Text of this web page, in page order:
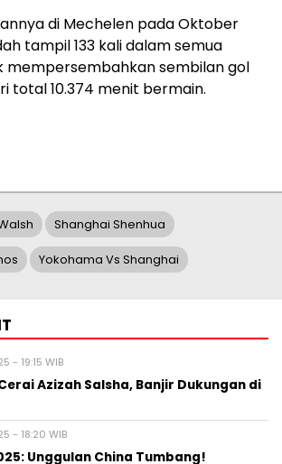
di Mechelen pada Oktober
tampil 133 kali dalam semua
mempersembahkan sembilan gol
total 10.374 menit bermain.
Shanghai Shenhua
Yokohama Vs Shanghai
- 19:15 WIB
Azizah Salsha, Banjir Dukungan di
- 18:20 WIB
Unggulan China Tumbang!